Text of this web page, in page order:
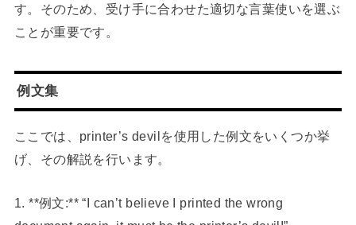
す。そのため、受け手に合わせた適切な言葉使いを選ぶ
ことが重要です。
例文集
ここでは、printer’s devilを使用した例文をいくつか挙
げ、その解説を行います。
1. **例文:** “I can’t believe I printed the wrong